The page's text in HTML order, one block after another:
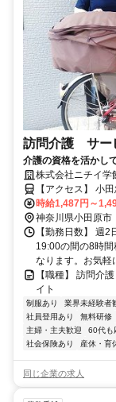
訪問介護 サー
介護の資格を活かし
します。ニチイでお
株式会社ニチイ学
【アクセス】 小田急小田
時給1,487円～
神奈川県小田原市
【勤務日数】 週
19:00の間の8時
なります。お気軽
【職種】 訪問介
イト
制服あり 業界未経験者
社員登用あり
無料研修
主婦・主夫歓迎
60代も
社会保険あり
産休・育
同じ企業の求人